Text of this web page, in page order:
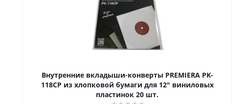
Внутренние вкладыши-конверты PREMIERA PK-
118CP из хлопковой бумаги для 12" виниловых
пластинок 20 шт.